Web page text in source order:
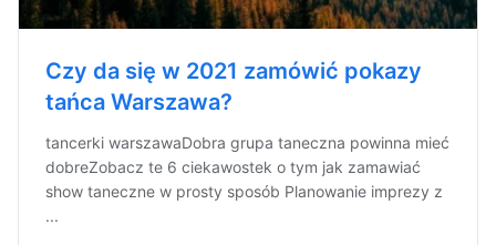
Czy da się w 2021 zamówić pokazy
tańca Warszawa?
tancerki warszawaDobra grupa taneczna powinna mieć
dobreZobacz te 6 ciekawostek o tym jak zamawiać
show taneczne w prosty sposób Planowanie imprezy z
...